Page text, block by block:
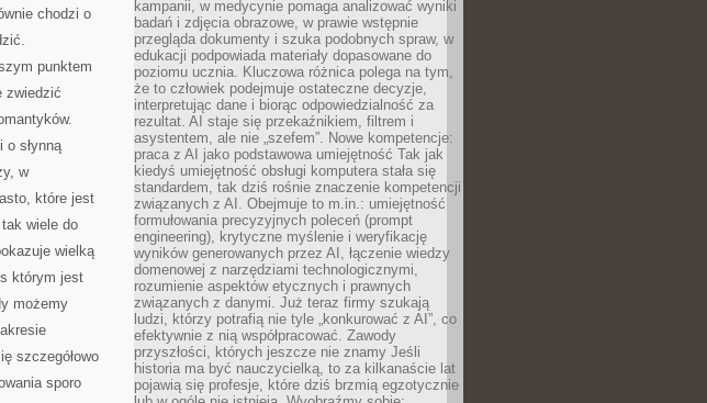
chodzi o
punktem
zwiedzić
o słynną
w
które jest
wiele do
wielką
którym jest
możemy
szczegółowo
sporo
kampanii, w medycynie pomaga analizować wyniki
badań i zdjęcia obrazowe, w prawie wstępnie
przegląda dokumenty i szuka podobnych spraw, w
edukacji podpowiada materiały dopasowane do
poziomu ucznia. Kluczowa różnica polega na tym,
że to człowiek podejmuje ostateczne decyzje,
interpretując dane i biorąc odpowiedzialność za
rezultat. AI staje się przekaźnikiem, filtrem i
asystentem, ale nie „szefem”. Nowe kompetencje:
praca z AI jako podstawowa umiejętność Tak jak
kiedyś umiejętność obsługi komputera stała się
standardem, tak dziś rośnie znaczenie kompetencji
związanych z AI. Obejmuje to m.in.: umiejętność
formułowania precyzyjnych poleceń (prompt
engineering), krytyczne myślenie i weryfikację
wyników generowanych przez AI, łączenie wiedzy
domenowej z narzędziami technologicznymi,
rozumienie aspektów etycznych i prawnych
związanych z danymi. Już teraz firmy szukają
ludzi, którzy potrafią nie tyle „konkurować z AI”, co
efektywnie z nią współpracować. Zawody
przyszłości, których jeszcze nie znamy Jeśli
historia ma być nauczycielką, to za kilkanaście lat
pojawią się profesje, które dziś brzmią egzotycznie